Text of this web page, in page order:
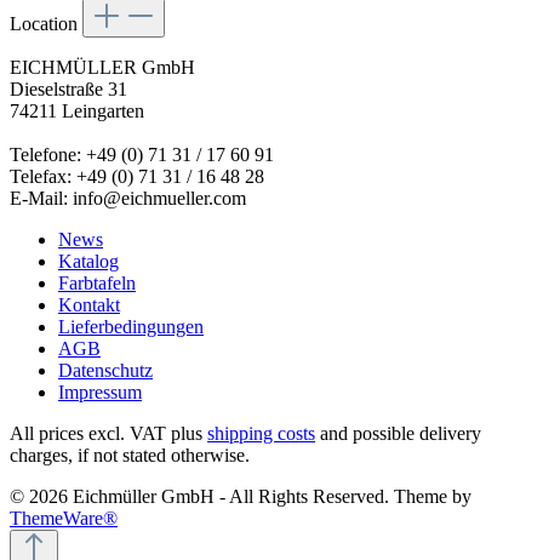
Location
EICHMÜLLER GmbH
Dieselstraße 31
74211 Leingarten
Telefone: +49 (0) 71 31 / 17 60 91
Telefax: +49 (0) 71 31 / 16 48 28
E-Mail: info@eichmueller.com
News
Katalog
Farbtafeln
Kontakt
Lieferbedingungen
AGB
Datenschutz
Impressum
All prices excl. VAT plus shipping costs and possible delivery
charges, if not stated otherwise.
© 2026 Eichmüller GmbH - All Rights Reserved. Theme by
ThemeWare®